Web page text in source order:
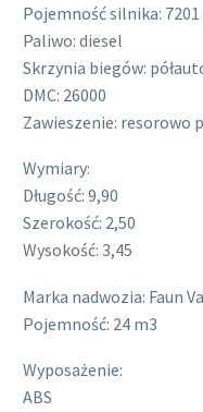
Pojemność silnika: 7201
Paliwo: diesel
Skrzynia biegów:
DMC: 26000
Zawieszenie: resorowo
Wymiary:
Długość: 9,90
Szerokość: 2,50
Wysokość: 3,45
Marka nadwozia: Faun
Pojemność: 24 m3
Wyposażenie:
ABS